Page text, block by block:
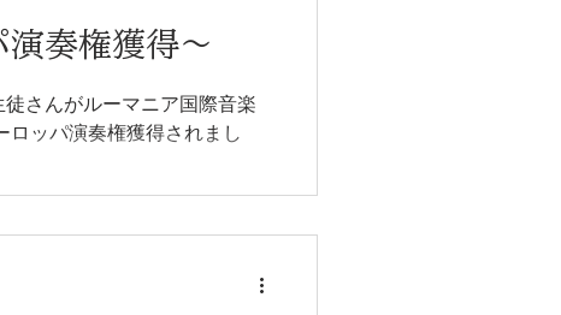
奏権獲得〜
徒さんがルーマニア国際音楽
ロッパ演奏権獲得されまし